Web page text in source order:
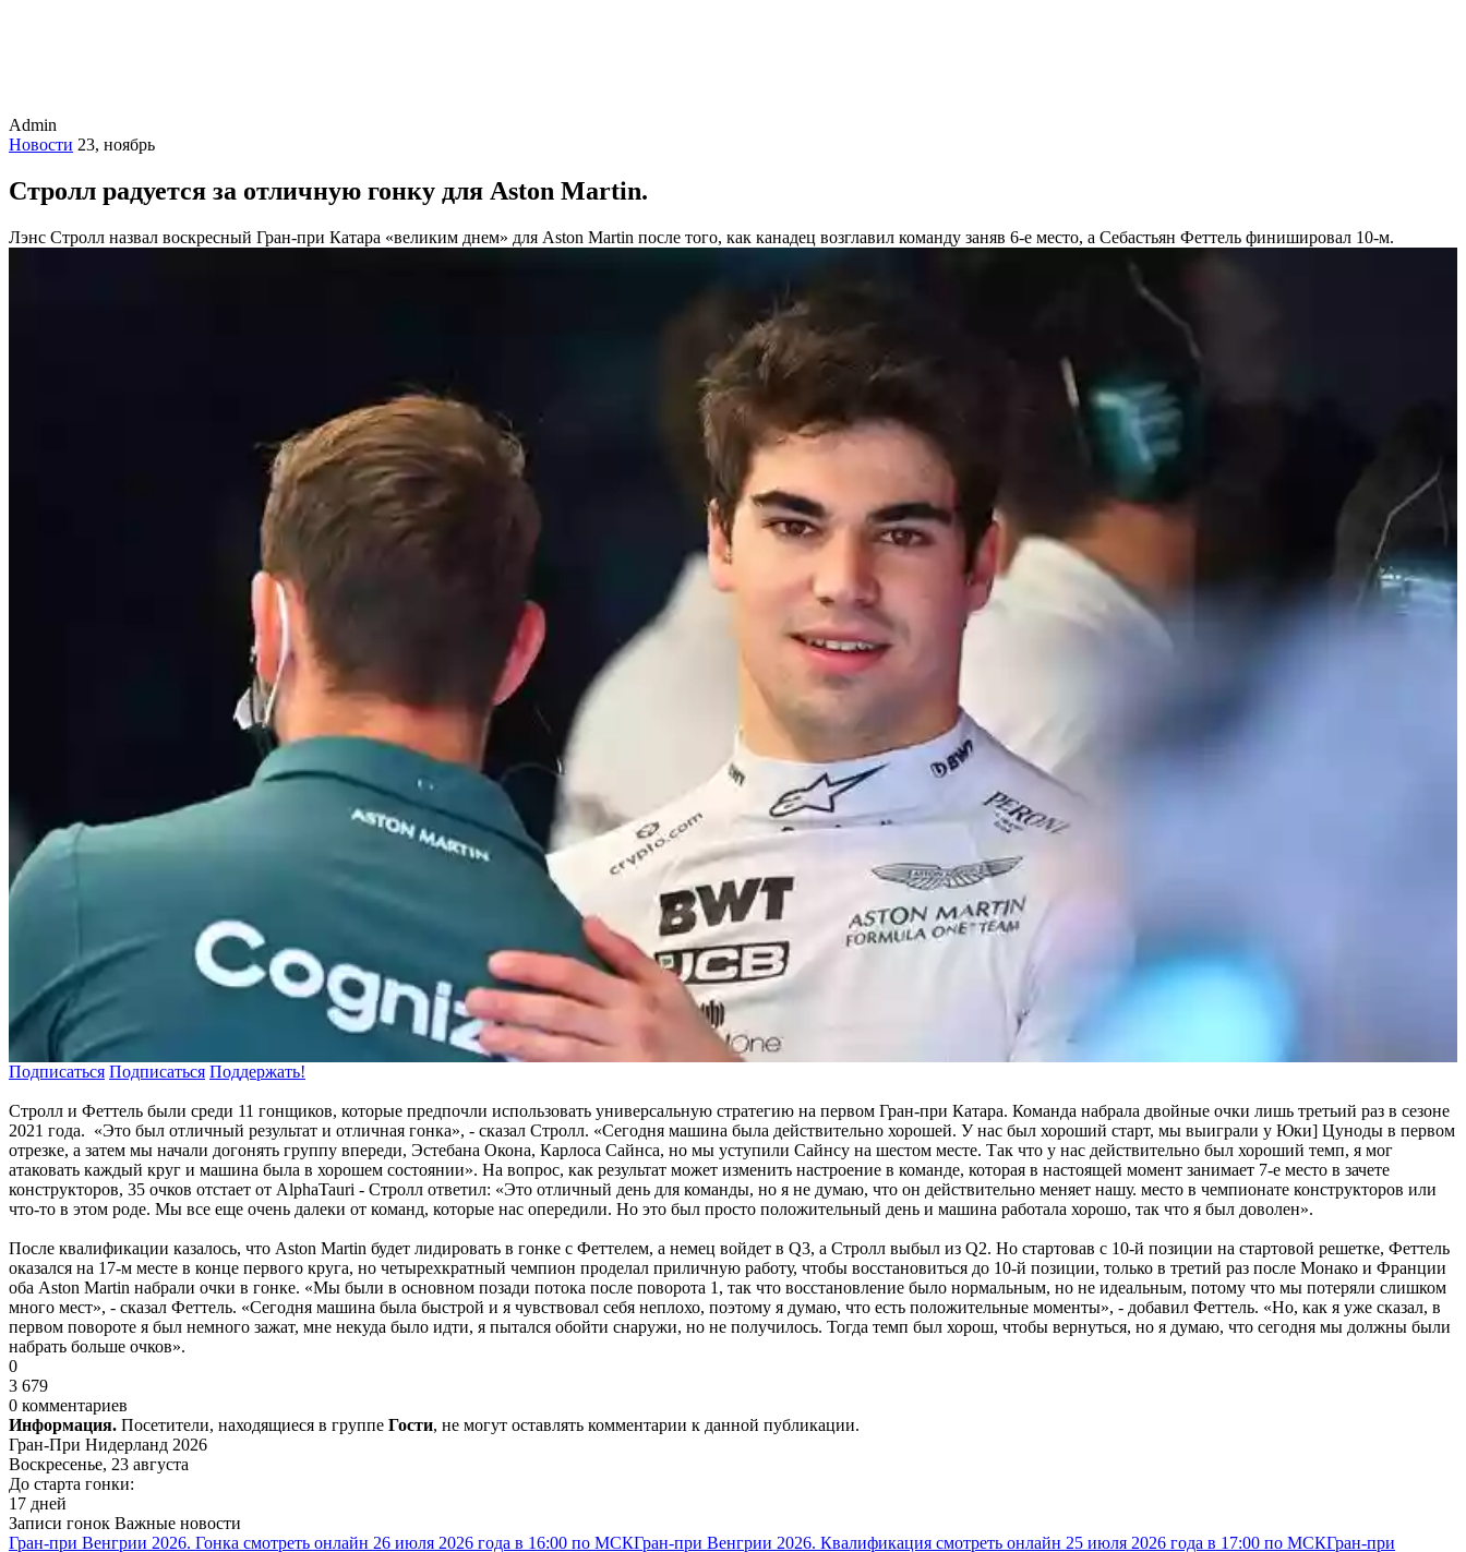
Admin
Новости 23, ноябрь
Стролл радуется за отличную гонку для Aston Martin.
Лэнс Стролл назвал воскресный Гран-при Катара «великим днем» для Aston Martin после того, как канадец возглавил команду заняв 6-е место, а Себастьян Феттель финишировал 10-м.
Подписаться Подписаться Поддержать!
Стролл и Феттель были среди 11 гонщиков, которые предпочли использовать универсальную стратегию на первом Гран-при Катара. Команда набрала двойные очки лишь третьий раз в сезоне
2021 года. «Это был отличный результат и отличная гонка», - сказал Стролл. «Сегодня машина была действительно хорошей. У нас был хороший старт, мы выиграли у Юки] Цуноды в первом
отрезке, а затем мы начали догонять группу впереди, Эстебана Окона, Карлоса Сайнса, но мы уступили Сайнсу на шестом месте. Так что у нас действительно был хороший темп, я мог
атаковать каждый круг и машина была в хорошем состоянии». На вопрос, как результат может изменить настроение в команде, которая в настоящей момент занимает 7-е место в зачете
конструкторов, 35 очков отстает от AlphaTauri - Стролл ответил: «Это отличный день для команды, но я не думаю, что он действительно меняет нашу. место в чемпионате конструкторов или
что-то в этом роде. Мы все еще очень далеки от команд, которые нас опередили. Но это был просто положительный день и машина работала хорошо, так что я был доволен».
После квалификации казалось, что Aston Martin будет лидировать в гонке с Феттелем, а немец войдет в Q3, а Стролл выбыл из Q2. Но стартовав с 10-й позиции на стартовой решетке, Феттель
оказался на 17-м месте в конце первого круга, но четырехкратный чемпион проделал приличную работу, чтобы восстановиться до 10-й позиции, только в третий раз после Монако и Франции
оба Aston Martin набрали очки в гонке. «Мы были в основном позади потока после поворота 1, так что восстановление было нормальным, но не идеальным, потому что мы потеряли слишком
много мест», - сказал Феттель. «Сегодня машина была быстрой и я чувствовал себя неплохо, поэтому я думаю, что есть положительные моменты», - добавил Феттель. «Но, как я уже сказал, в
первом повороте я был немного зажат, мне некуда было идти, я пытался обойти снаружи, но не получилось. Тогда темп был хорош, чтобы вернуться, но я думаю, что сегодня мы должны были
набрать больше очков».
0
3 679
0 комментариев
Информация. Посетители, находящиеся в группе Гости, не могут оставлять комментарии к данной публикации.
Гран-При Нидерланд 2026
Воскресенье, 23 августа
До старта гонки:
17 дней
Записи гонок Важные новости
Гран-при Венгрии 2026. Гонка смотреть онлайн 26 июля 2026 года в 16:00 по МСКГран-при Венгрии 2026. Квалификация смотреть онлайн 25 июля 2026 года в 17:00 по МСКГран-при